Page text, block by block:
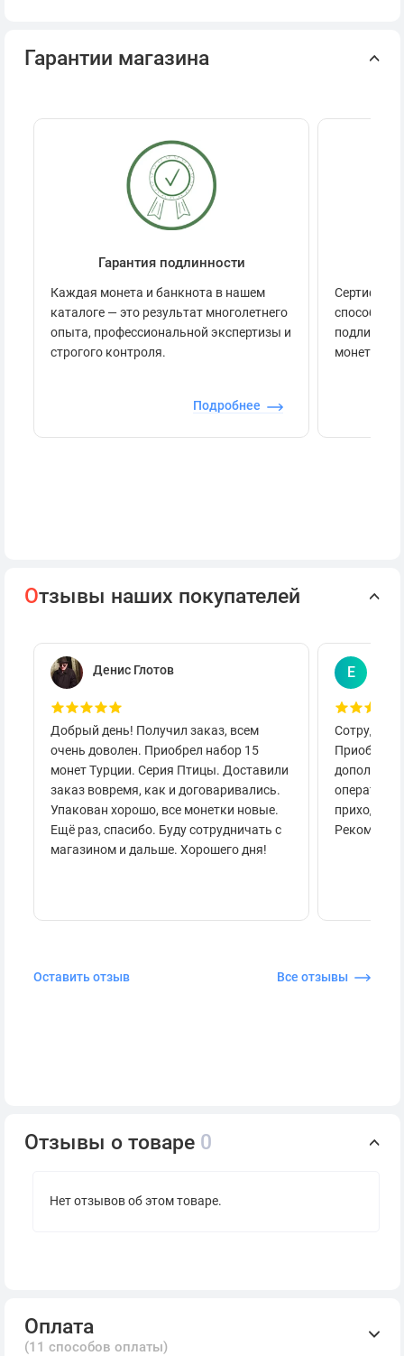
Гарантии магазина
Гарантия подлинности
Каждая монета и банкнота в нашем
каталоге — это результат многолетнего
опыта, профессиональной экспертизы и
строгого контроля.
Подробнее
способов
монеты.
Отзывы наших покупателей
Денис Глотов
Добрый день! Получил заказ, всем
очень доволен. Приобрел набор 15
монет Турции. Серия Птицы. Доставили
заказ вовремя, как и договаривались.
Упакован хорошо, все монетки новые.
Ещё раз, спасибо. Буду сотрудничать с
магазином и дальше. Хорошего дня!
Е
приходило
Оставить отзыв Все отзывы
Отзывы о товаре 0
Нет отзывов об этом товаре.
Оплата
(11 способов оплаты)